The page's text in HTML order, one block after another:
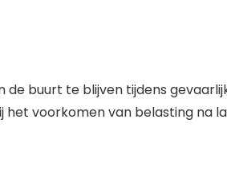
de buurt te blijven tijdens
het voorkomen van belasting na